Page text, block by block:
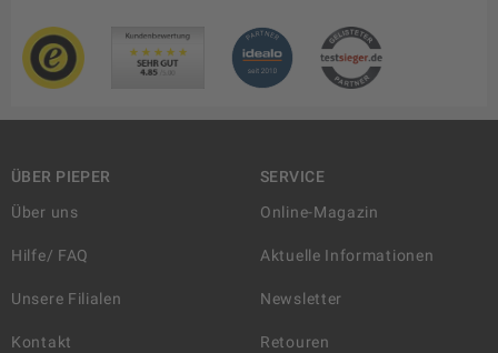
ÜBER PIEPER
Über uns
Hilfe/ FAQ
Unsere Filialen
Kontakt
SERVICE
Online-Magazin
Aktuelle Informationen
Newsletter
Retouren